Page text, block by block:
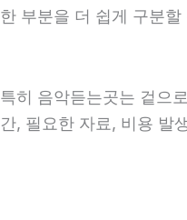
한 부분을 더 쉽게 구분할
특히 음악듣는곳는 겉으
간, 필요한 자료, 비용 발